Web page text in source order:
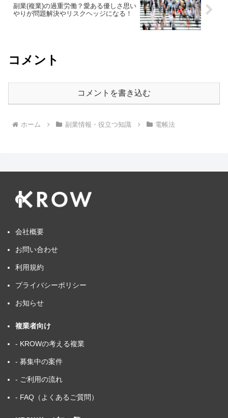
副業(複業)の過重労働？愛ある優しさ思い
やりが問題解決やリスクヘッジになる！
コメント
コメントを書き込む
ホーム 副業情報・役立つ知識 電帳法
会社概要
お問い合わせ
利用規約
プライバシーポリシー
お知らせ
複業者向け
- KROWの考える複業
- 募集中の案件
- ご利用の流れ
- FAQ（よくあるご質問）